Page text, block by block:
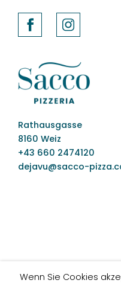
Wenn Sie Cookies
Rathausgasse
8160 Weiz
+43 660 2474120
dejavu@sacco-